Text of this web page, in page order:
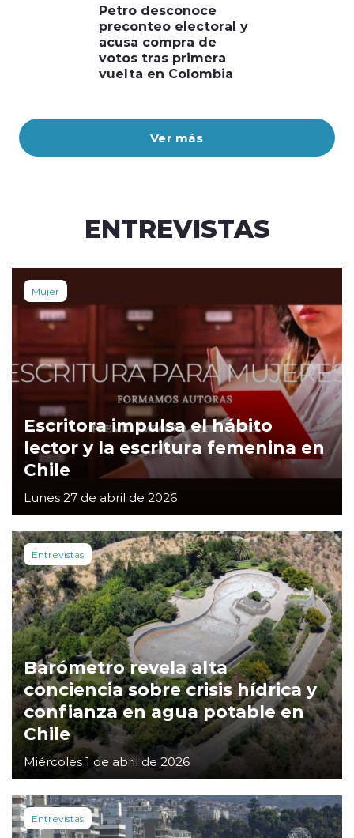
Ver más
Petro desconoce
preconteo electoral y
acusa compra de
votos tras primera
vuelta en Colombia
ENTREVISTAS
Mujer
Escritora impulsa el hábito
lector y la escritura femenina en
Chile
Lunes 27 de abril de 2026
Entrevistas
Barómetro revela alta
conciencia sobre crisis hídrica y
confianza en agua potable en
Chile
Miércoles 1 de abril de 2026
Entrevistas